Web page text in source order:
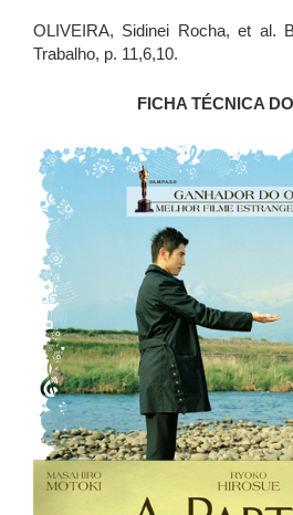
OLIVEIRA, Sidinei Rocha, et al.
Trabalho, p. 11,6,10.
FICHA TÉCNICA